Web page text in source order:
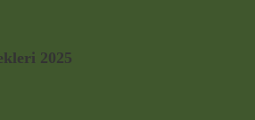
2025